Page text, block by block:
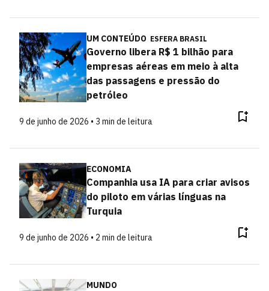
UM CONTEÚDO ESFERA BRASIL
Governo libera R$ 1 bilhão para
empresas aéreas em meio à alta
das passagens e pressão do
petróleo
9 de junho de 2026 • 3 min de leitura
ECONOMIA
Companhia usa IA para criar avisos
do piloto em várias línguas na
Turquia
9 de junho de 2026 • 2 min de leitura
MUNDO